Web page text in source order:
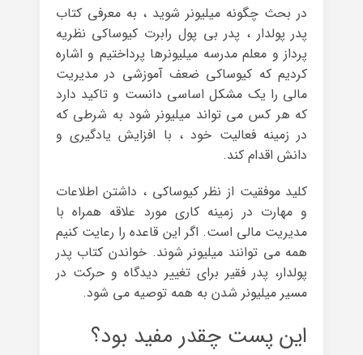
در بحث چگونه میلیونر شوید ، به معرفی کتاب
پدر پولدار ، پدر بی پول رابرت کیوساکی نظریه
پرداز و معلم مدرسه میلیونرها پرداختیم و اشاره
کردیم که کیوساکی ضعف آموزشی در مدیریت
مالی را یک مشکل اساسی دانست و تاکید دارد
که هر کس می تواند میلیونر شود به شرطی که
در زمینه فعالیت خود ، با افزایش یادگیری و
دانش اقدام کند.
کلید موفقیت از نظر کیوساکی ، داشتن اطلاعات
و مهارت در زمینه کاری مورد علاقه همراه با
مدیریت مالی است. اگر این قاعده را رعایت کنیم
همه می توانند میلیونر شوند. خواندن کتاب پدر
پولدار، پدر فقیر برای تغییر دیدگاه و حرکت در
مسیر میلیونر شدن به همه توصیه می شود.
این پست چقدر مفید بود؟